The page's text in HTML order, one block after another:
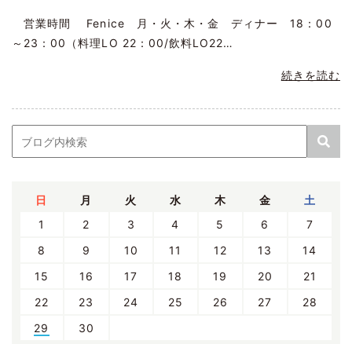
営業時間 Fenice 月・火・木・金 ディナー 18：00
～23：00（料理LO 22：00/飲料LO22…
続きを読む
日 月 火 水 木 金 土
1 2 3 4 5 6
7
8
9 10 11 12 13
14
15
16 17 18 19 20
21
22
23 24 25 26 27
28
29
30